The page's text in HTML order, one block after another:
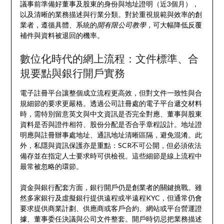
議事前準備好董事及股東的身份與地址證明（近3個月），
以及清晰的業務描述與行業分類。對於重視規範與效率的創
業者，遵循具體、系統的開有限公司教學，可大幅降低反覆
補件與資料被退回的機率。
數位化時代的網上流程：文件標準、合
規要點與銀行開戶實務
電子註冊平台讓整個成立流程更高效，但對文件一致性與合
規細節的要求更嚴格。透過公司註冊處的電子平台遞交材料
時，需特別留意英文與中文資訊是否完全對應、董事與股東
資料是否與證件相符、股份分配是否合乎章程設計。地址證
明應與註冊辦事處地址、通訊地址清晰區隔，避免混淆。此
外，私隱與資訊保護亦是重點：SCR不可公開，但必須依法
備存並在指定人士要求時可供檢視。這些細節是線上流程中
最常被忽略的環節。
資金與銀行配套方面，銀行開戶仍是創業者的關鍵挑戰。雖
然多家銀行及虛擬銀行提供遠程或半遠程KYC，但通常仍會
要求提供商業計劃、供應商或客戶合約、網站或平台營運證
據、董事委任決議與公司文件整套。開戶時切忌把業務描述